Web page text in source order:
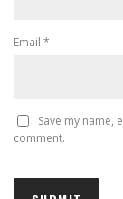
Email *
Save my name,
comment.